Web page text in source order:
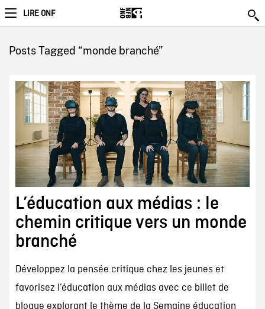
LIRE ONF
Posts Tagged “monde branché”
L’éducation aux médias : le
chemin critique vers un monde
branché
Développez la pensée critique chez les jeunes et
favorisez l’éducation aux médias avec ce billet de